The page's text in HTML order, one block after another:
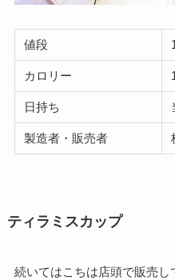
値段
カロリー
日持ち
製造者・販売者
ティラミスカップ
続いてはこちは店頭で販売し